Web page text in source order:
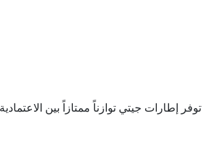
توفر إطارات جيتي توازناً ممتازاً بين